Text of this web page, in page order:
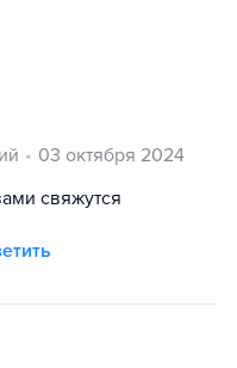
03 октября 2024
свяжутся